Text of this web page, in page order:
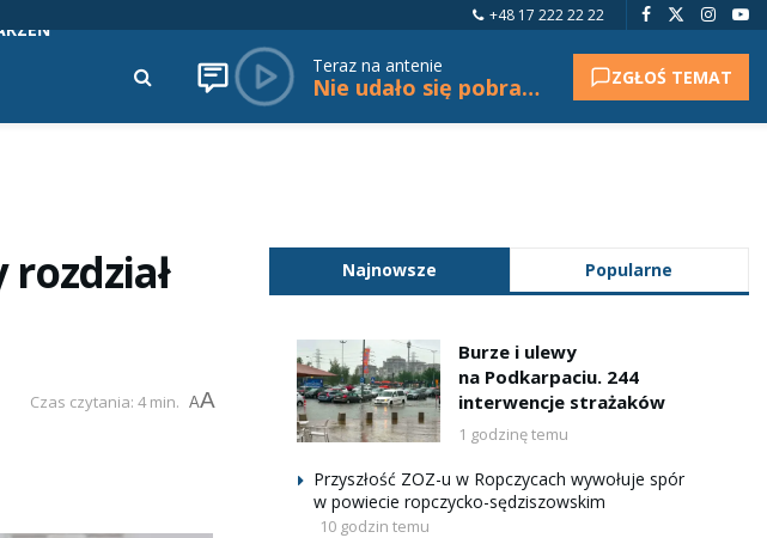
+48 17 222 22 22
Teraz na antenie
Nie udało się pobrać tytułu. ZGŁOŚ TEMAT
Czas czytania: 4 min. AA
Najnowsze Popularne
Burze i ulewy
na Podkarpaciu. 244
interwencje strażaków
1 godzinę temu
Przyszłość ZOZ-u w Ropczycach wywołuje spór
w powiecie ropczycko-sędziszowskim
10 godzin temu